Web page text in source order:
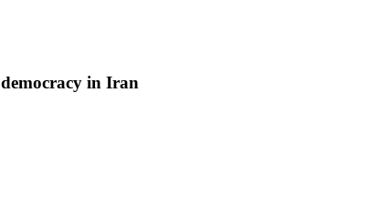
democracy in Iran